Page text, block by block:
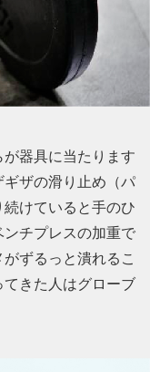
器具に当たります
ザの滑り止め（パ
けていると手のひ
チプレスの加重で
ずるっと潰れるこ
きた人はグローブ